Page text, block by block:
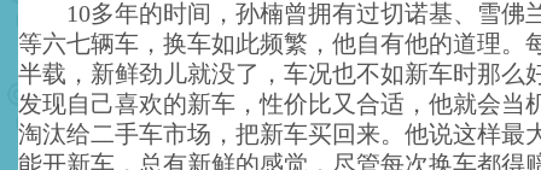
10多年的时间，孙楠曾拥有过切诺基、雪佛
等六七辆车，换车如此频繁，他自有他的道理。
半载，新鲜劲儿就没了，车况也不如新车时那么
发现自己喜欢的新车，性价比又合适，他就会当
淘汰给二手车市场，把新车买回来。他说这样最
能开新车，总有新鲜的感觉，尽管每次换车都得